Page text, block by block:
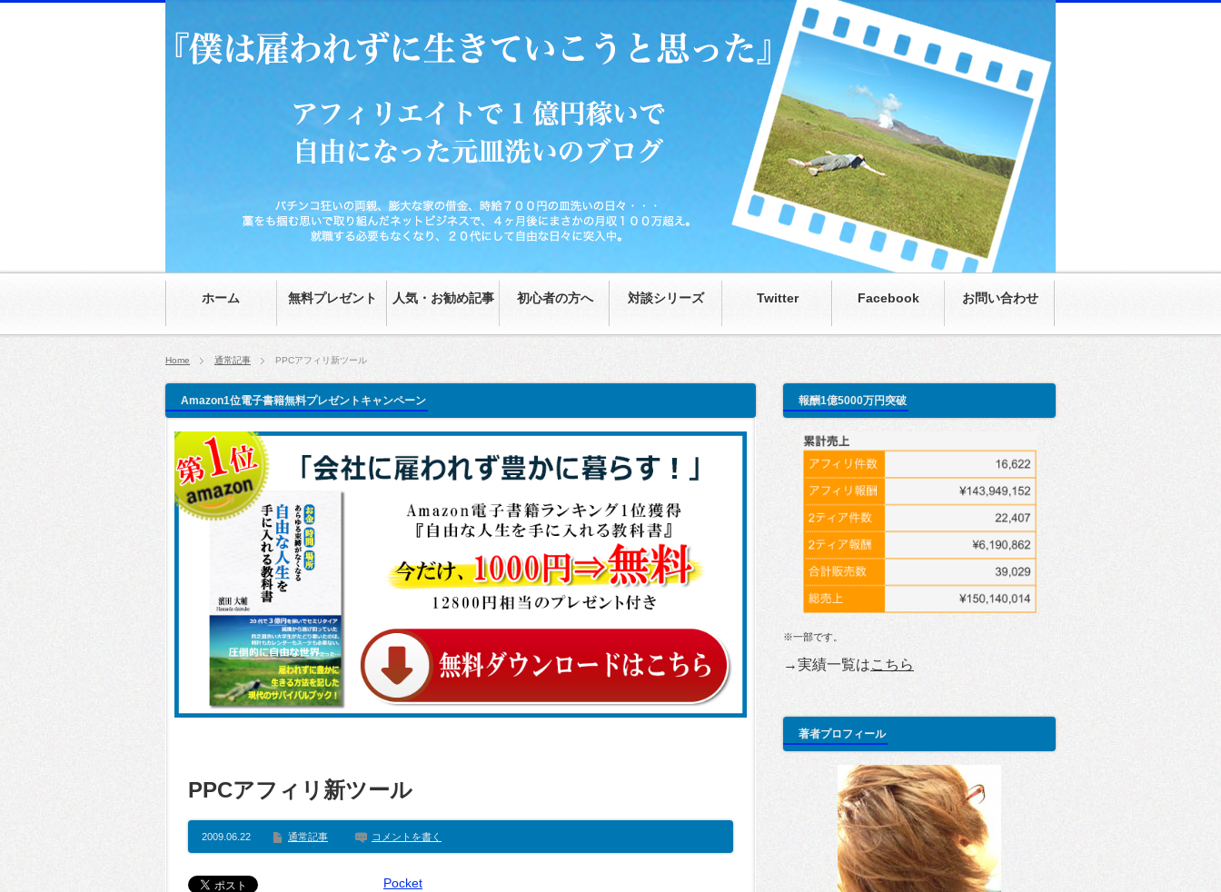
ホーム 無料プレゼント 人気・お勧め記事 初心者の方へ 対談シリーズ Twitter Facebook お問い合わせ
パチンコ狂いの両親、膨大な家の借金、時給700円の皿洗いの日々…が、藁をもつかむ思いで取り組んだネットビジネスで、4ヶ月後にまさかの月収100万超え。僕も呆然。家族も呆
然。就職する必要もなくなり、20代にして自由な日々に突入中。
Home 通常記事 PPCアフィリ新ツール
Amazon1位電子書籍無料プレゼントキャンペーン
PPCアフィリ新ツール
2009.06.22 通常記事 コメントを書く
Pocket
報酬1億5000万円突破
※一部です。
→実績一覧はこちら
著者プロフィール